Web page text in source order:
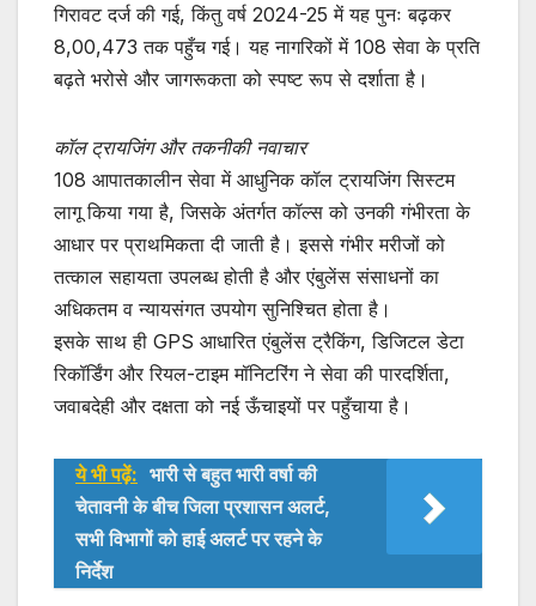
गिरावट दर्ज की गई, किंतु वर्ष 2024-25 में यह पुनः बढ़कर
8,00,473 तक पहुँच गई। यह नागरिकों में 108 सेवा के प्रति
बढ़ते भरोसे और जागरूकता को स्पष्ट रूप से दर्शाता है।
कॉल ट्रायजिंग और तकनीकी नवाचार
108 आपातकालीन सेवा में आधुनिक कॉल ट्रायजिंग सिस्टम
लागू किया गया है, जिसके अंतर्गत कॉल्स को उनकी गंभीरता के
आधार पर प्राथमिकता दी जाती है। इससे गंभीर मरीजों को
तत्काल सहायता उपलब्ध होती है और एंबुलेंस संसाधनों का
अधिकतम व न्यायसंगत उपयोग सुनिश्चित होता है।
इसके साथ ही GPS आधारित एंबुलेंस ट्रैकिंग, डिजिटल डेटा
रिकॉर्डिंग और रियल-टाइम मॉनिटरिंग ने सेवा की पारदर्शिता,
जवाबदेही और दक्षता को नई ऊँचाइयों पर पहुँचाया है।
ये भी पढ़ें: भारी से बहुत भारी वर्षा की
चेतावनी के बीच जिला प्रशासन अलर्ट,
सभी विभागों को हाई अलर्ट पर रहने के
निर्देश